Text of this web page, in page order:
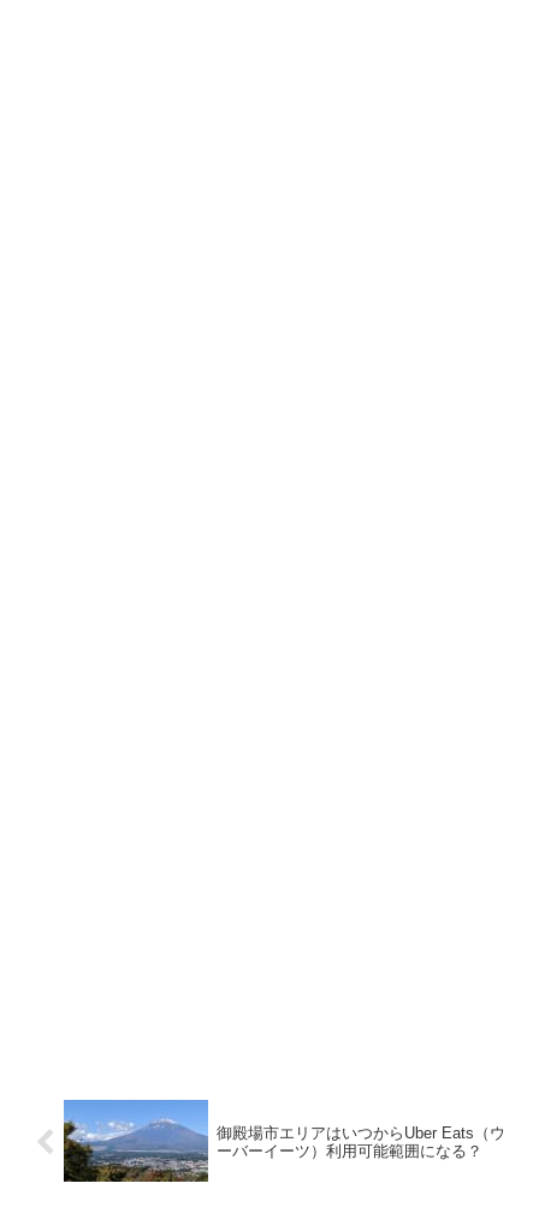
御殿場市エリアはいつからUber Eats（ウ
ーバーイーツ）利用可能範囲になる？